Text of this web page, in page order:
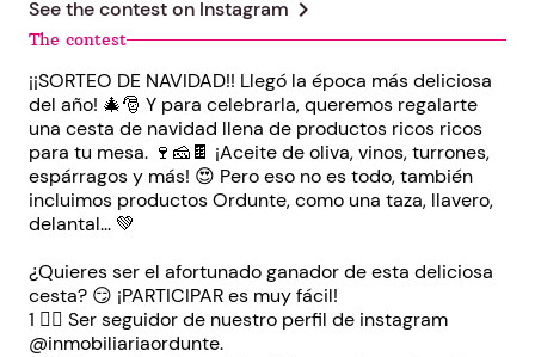
See the contest on Instagram chevron_right
The contest
¡¡SORTEO DE NAVIDAD!! Llegó la época más deliciosa
del año! 🎄🎅 Y para celebrarla, queremos regalarte
una cesta de navidad llena de productos ricos ricos
para tu mesa. 🍷🧀🍫 ¡Aceite de oliva, vinos, turrones,
espárragos y más! 😍 Pero eso no es todo, también
incluimos productos Ordunte, como una taza, llavero,
delantal... 💚
¿Quieres ser el afortunado ganador de esta deliciosa
cesta? 😏 ¡PARTICIPAR es muy fácil!
1 👍🏻 Ser seguidor de nuestro perfil de instagram
@inmobiliariaordunte.